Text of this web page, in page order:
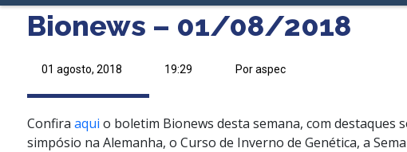
Bionews – 01/08/2018
01 agosto, 2018 19:29 Por aspec
Confira aqui o boletim Bionews desta semana, com destaques
simpósio na Alemanha, o Curso de Inverno de Genética, a